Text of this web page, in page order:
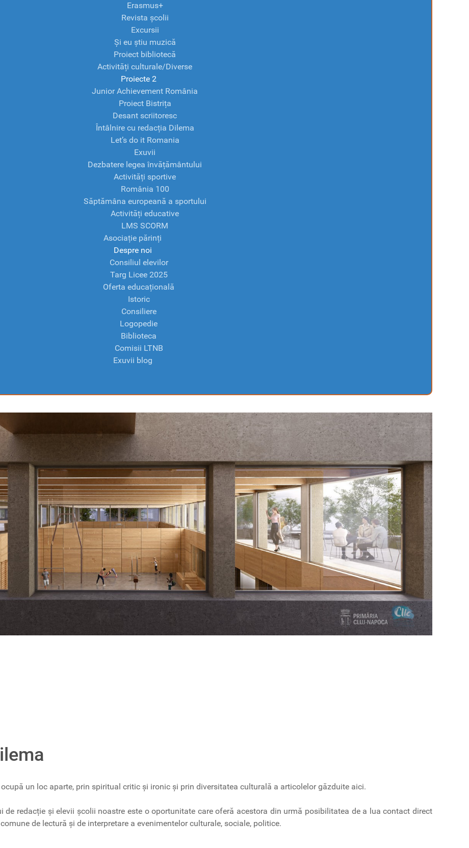
Erasmus+
Revista școlii
Excursii
Și eu știu muzică
Proiect bibliotecă
Activități culturale/Diverse
Proiecte 2
Junior Achievement România
Proiect Bistrița
Desant scriitoresc
Întâlnire cu redacția Dilema
Let’s do it Romania
Exuvii
Dezbatere legea învățământului
Activități sportive
România 100
Săptămâna europeană a sportului
Activități educative
LMS SCORM
Asociație părinți
Despre noi
Consiliul elevilor
Targ Licee 2025
Oferta educațională
Istoric
Consiliere
Logopedie
Biblioteca
Comisii LTNB
Exuvii blog
un loc aparte, prin spiritual critic și ironic și prin diversitatea culturală a articolelor găzduite aici.
redacție și elevii școlii noastre este o oportunitate care oferă acestora din urmă posibilitatea de a lua contact direct
de lectură și de interpretare a evenimentelor culturale, sociale, politice.